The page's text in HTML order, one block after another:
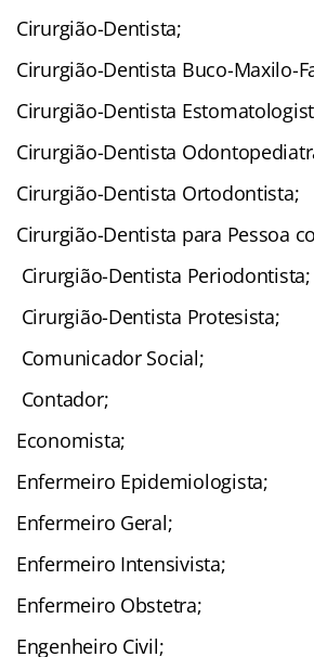
Cirurgião-Dentista;
Cirurgião-Dentista Buco-Maxilo-
Cirurgião-Dentista
Cirurgião-Dentista
Cirurgião-Dentista Ortodontista;
Cirurgião-Dentista para Pessoa
Cirurgião-Dentista Periodontista;
Cirurgião-Dentista Protesista;
Comunicador Social;
Contador;
Economista;
Enfermeiro Epidemiologista;
Enfermeiro Geral;
Enfermeiro Intensivista;
Enfermeiro Obstetra;
Engenheiro Civil;